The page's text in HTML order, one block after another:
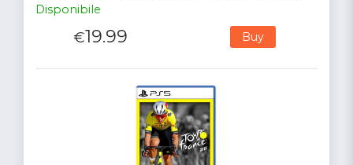
Disponibile
€19.99 Buy